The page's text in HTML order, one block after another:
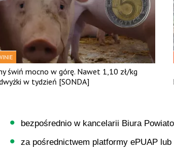
świń mocno w górę. Nawet 1,10 zł/kg
w tydzień [SONDA]
bezpośrednio w kancelarii Biura
za pośrednictwem platformy ePUAP